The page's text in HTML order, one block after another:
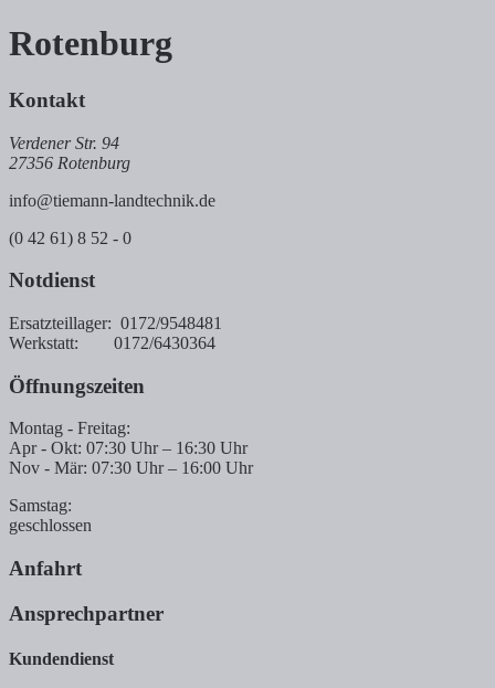
Rotenburg
Kontakt
Verdener Str. 94
27356 Rotenburg
info@tiemann-landtechnik.de
(0 42 61) 8 52 - 0
Notdienst
Ersatzteillager: 0172/9548481
Werkstatt: 0172/6430364
Öffnungszeiten
Montag - Freitag:
Apr - Okt: 07:30 Uhr – 16:30 Uhr
Nov - Mär: 07:30 Uhr – 16:00 Uhr
Samstag:
geschlossen
Anfahrt
Ansprechpartner
Kundendienst